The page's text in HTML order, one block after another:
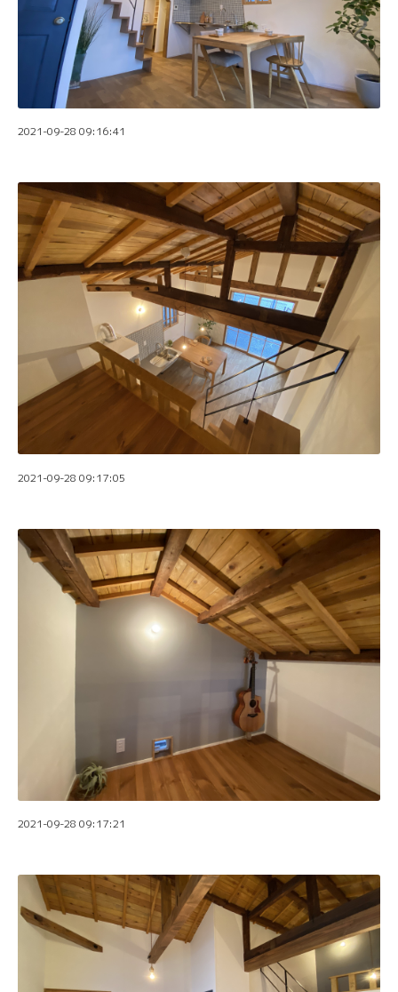
2021-09-28 09:16:41
2021-09-28 09:17:05
2021-09-28 09:17:21